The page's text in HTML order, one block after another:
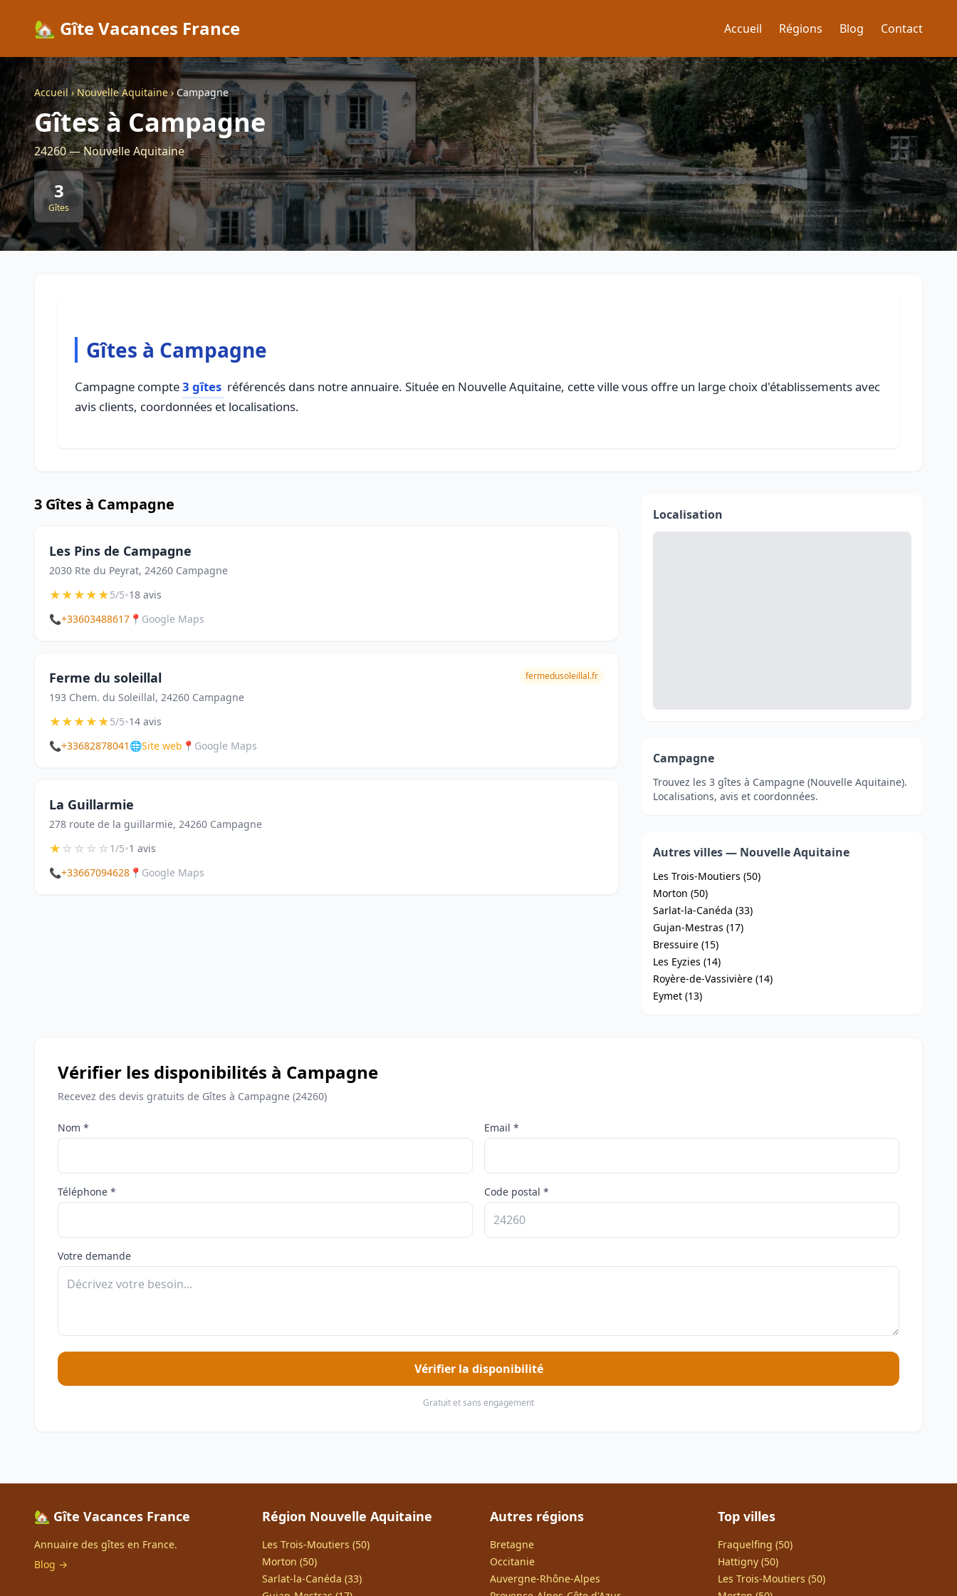
🏡 Gîte Vacances France Accueil Régions Blog Contact
Accueil›Nouvelle Aquitaine› Campagne
Gîtes à Campagne
24260 — Nouvelle Aquitaine
3
Gîtes
Gîtes à Campagne
Campagne compte3 gîtes référencés dans notre annuaire. Située en Nouvelle Aquitaine, cette ville vous offre un large choix d'établissements avec
avis clients, coordonnées et localisations.
3 Gîtes à Campagne
Les Pins de Campagne
2030 Rte du Peyrat, 24260 Campagne
★★★★★5/5•18 avis
📞+33603488617 📍 Google Maps
Ferme du soleillal
193 Chem. du Soleillal, 24260 Campagne
fermedusoleillal.fr
★★★★★5/5•14 avis
📞+33682878041 🌐Site web 📍 Google Maps
La Guillarmie
278 route de la guillarmie, 24260 Campagne
★☆☆☆☆1/5•1 avis
📞+33667094628 📍 Google Maps
Localisation
Campagne
Trouvez les 3 gîtes à Campagne (Nouvelle Aquitaine).
Localisations, avis et coordonnées.
Autres villes — Nouvelle Aquitaine
Les Trois-Moutiers (50)
Morton (50)
Sarlat-la-Canéda (33)
Gujan-Mestras (17)
Bressuire (15)
Les Eyzies (14)
Royère-de-Vassivière (14)
Eymet (13)
Vérifier les disponibilités à Campagne
Recevez des devis gratuits de Gîtes à Campagne (24260)
Nom * Email *
Téléphone * Code postal *
Votre demande
Vérifier la disponibilité
Gratuit et sans engagement
🏡 Gîte Vacances France
Annuaire des gîtes en France.
Blog →
Région Nouvelle Aquitaine
Les Trois-Moutiers (50)
Morton (50)
Sarlat-la-Canéda (33)
Autres régions
Bretagne
Occitanie
Auvergne-Rhône-Alpes
Top villes
Fraquelfing (50)
Hattigny (50)
Les Trois-Moutiers (50)